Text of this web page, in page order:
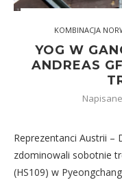
KOMBINACJA
YOG W
ANDREAS
Reprezentanci Austrii –
zdominowali sobotnie
(HS109) w